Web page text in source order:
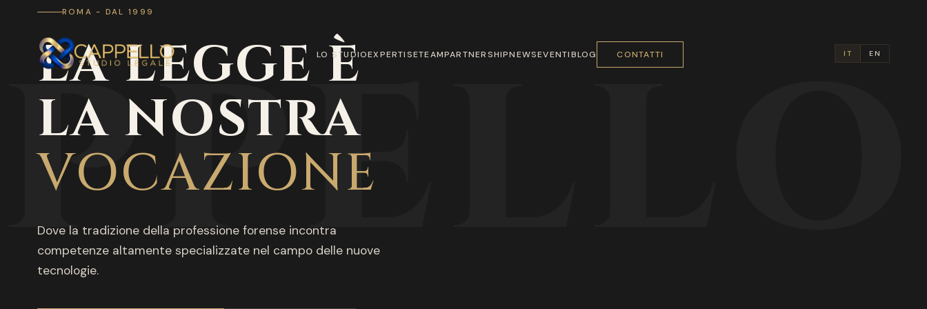
LO STUDIOEXPERTISETEAMPARTNERSHIPNEWSEVENTIBLOG CONTATTI IT EN
ROMA - DAL 1999
LA LEGGE È
LA NOSTRA
VOCAZIONE
Dove la tradizione della professione forense incontra
competenze altamente specializzate nel campo delle nuove
tecnologie.